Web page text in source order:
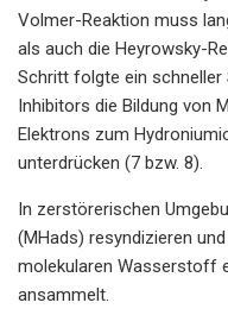
Volmer-Reaktion muss
als auch die Heyrowsky-
Schritt folgte ein schneller
Inhibitors die Bildung von
Elektrons zum
unterdrücken (7 bzw. 8).
In zerstörerischen
(MHads) resyndizieren
molekularen Wasserstoff
ansammelt.